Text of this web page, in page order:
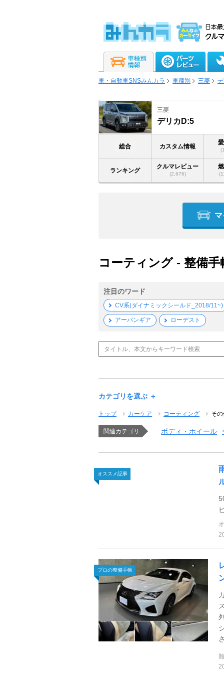
車・自動車SNSみんカラ 車種別 三菱
三菱
デリカD:5
総合 カスタム情報
ランキング
クルマレビュー
(2,676)
コーティング - 整備手
注目のワード
CV系(ダイナミックシールド_2018/11~)
アーバンギア ローデスト
カテゴリを選ぶ ＋
トップ カーケア コーティング そ
関連カテゴリ ボディ・ホイール
オススメ記事
プロの整備手帳